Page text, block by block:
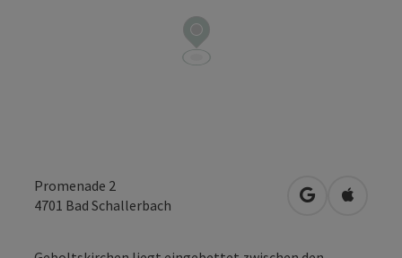
Promenade 2
4701 Bad Schallerbach in Google
in